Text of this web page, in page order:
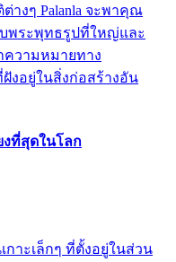
งๆ Palanla จะพาคุณ
บพระพุทธรูปที่ใหญ่และ
ความหมายทาง
งอยู่ในสิ่งก่อสร้างอัน
ที่สุดในโลก
กาะเล็กๆ ที่ตั้งอยู่ในส่วน